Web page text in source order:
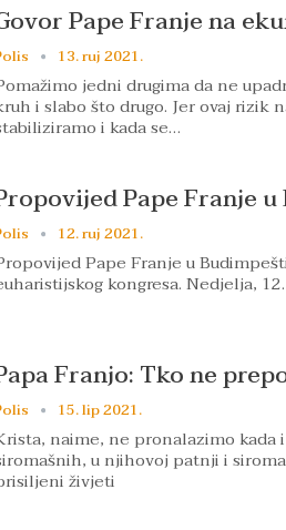
Pape Franje na
13. ruj 2021.
jedni drugima da ne
i slabo što drugo. Jer ovaj rizik
i kada se…
Pape Franje
12. ruj 2021.
Pape Franje u
kongresa. Nedjelja,
Franjo: Tko ne
15. lip 2021.
naime, ne pronalazimo kada
u njihovoj patnji i
živjeti